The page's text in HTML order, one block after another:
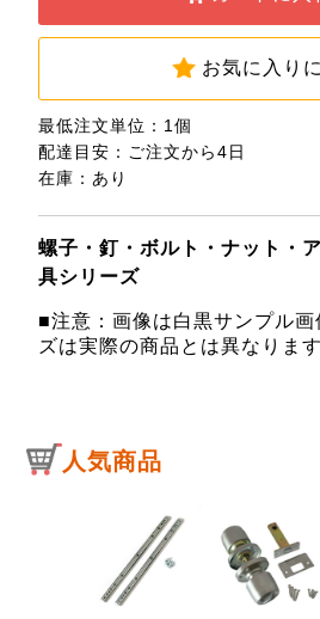
お気に入り
最低注文単位：1個
配達目安：ご注文から4日
在庫：あり
螺子・釘・ボルト・ナット・
具シリーズ
■注意：画像は白黒サンプル画
ズは実際の商品とは異なります
人気商品